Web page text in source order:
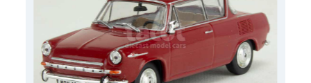
Galerie